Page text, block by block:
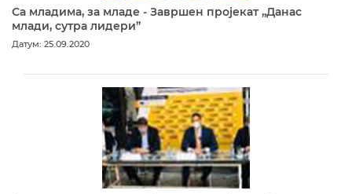
Са младима, за младе - Завршен пројекат „Данас
млади, сутра лидери”
Датум: 25.09.2020